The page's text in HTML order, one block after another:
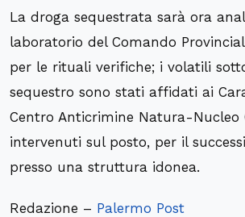
La droga sequestrata sarà ora
laboratorio del Comando
per le rituali verifiche; i volatili
sequestro sono stati affidati ai
Centro Anticrimine Natura-Nucleo
intervenuti sul posto, per il
presso una struttura idonea.
Redazione – Palermo Post